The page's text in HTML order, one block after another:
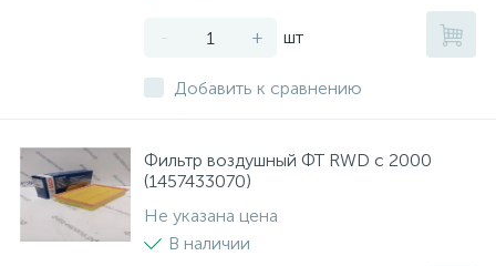
- + шт
Добавить к сравнению
Фильтр воздушный ФТ RWD с 2000
(1457433070)
Не указана цена
В наличии